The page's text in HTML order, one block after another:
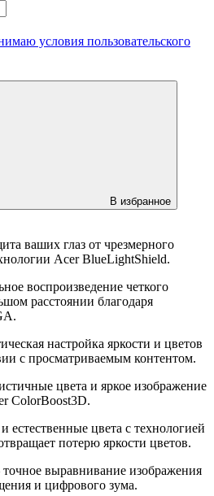
условия пользовательского
В избранное
ваших глаз от чрезмерного
Acer BlueLightShield.
воспроизведение четкого
расстоянии благодаря
настройка яркости и цветов
с просматриваемым контентом.
цвета и яркое изображение
ColorBoost3D.
естественные цвета с технологией
потерю яркости цветов.
выравнивание изображения
и цифрового зума.